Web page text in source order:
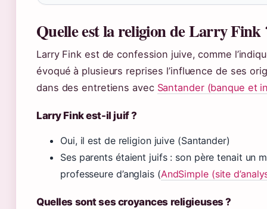
Quelle est la religion de Larry Fink
Larry Fink est de confession juive, comme
évoqué à plusieurs reprises l’influence de ses
dans des entretiens avec Santander (banque et
Larry Fink est-il juif ?
Oui, il est de religion juive (Santander)
Ses parents étaient juifs : son père tenait un
professeure d’anglais (AndSimple (site
Quelles sont ses croyances religieuses ?